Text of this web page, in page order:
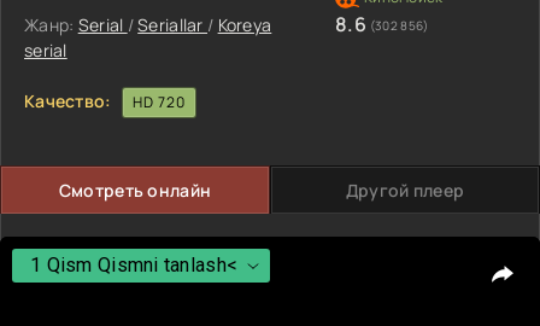
Жанр: Serial /Seriallar / Koreya
serial
8.6 (302 856)
Качество: HD 720
Смотреть онлайн Другой плеер
1 Qism Qismni tanlash<